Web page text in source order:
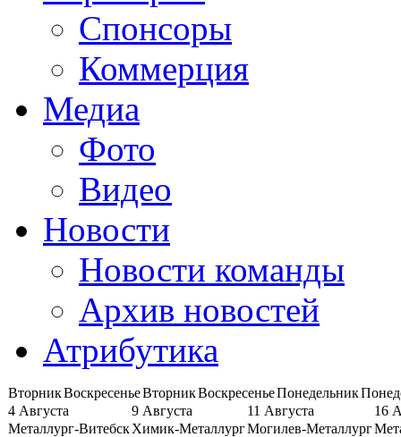
Спонсоры
Коммерция
Медиа
Фото
Видео
Новости
Новости команды
Архив новостей
Атрибутика
ВторникВоскресеньеВторникВоскресеньеПонедельник
4 Августа
9 Августа 11 Августа
16
Металлург-ВитебскХимик-МеталлургМогилев-Металлург